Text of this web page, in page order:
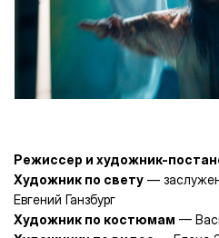
Режиссер и художник-
Художник по свету —
Евгений Ганзбург
Художник по костюмам —